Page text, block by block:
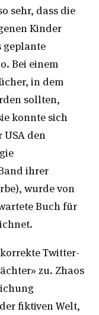
sehr, dass die
Kinder
geplante
Bei einem
in dem
sollten,
konnte sich
USA den
ihrer
wurde von
Buch für
Twitter-
zu. Zhaos
fiktiven Welt,